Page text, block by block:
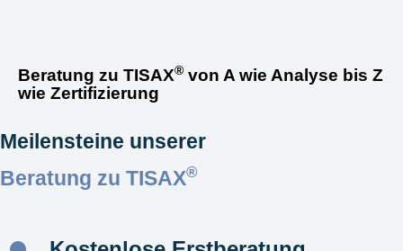
Beratung zu TISAX® von A wie Analyse bis Z
wie Zertifizierung
Meilensteine unserer
Beratung zu TISAX®